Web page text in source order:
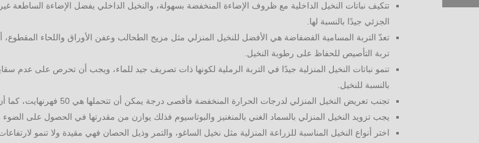
تتكيف نباتات النخيل الداخلية مع ظروف الإضاءة المنخفضة بسهولة، والنخيل الداخلي يفضل الإضاءة الساطعة
الجزئي جيدًا بالنسبة لها.
تعدّ التربة المسامية الفضفاضة هي الأفضل للنخيل المنزلي مثل مزيج الطحالب وعفن الأوراق واللحاء المقطوع،
تربة التأصيص للحفاظ على رطوبة النخيل.
تنمو نباتات النخيل المنزلية جيدًا في التربة الرملية لكونها ذات تصريف جيد للماء، ويجب أن تحرص على عدم
بالنسبة للنخيل.
تجنب تعريض النخيل المنزلي لدرجات الحرارة المنخفضة فأقصى درجة يمكن أن تتحملها هي 50 فهرنهايت، كما أن درجات الحرارة المنخفضة تهدد حياتها وقد تموت.
يجب تزويد النخيل المنزلي بالسماد الغني بالمنغنيز والبوتاسيوم فذلك يوازن من مقدرتها في الحصول على الضوء
اختر أنواع النخيل المناسبة للزراعة المنزلية مثل نخيل الساغو، والتمر وذيل الحصان فهي مقيدة ولا تنمو